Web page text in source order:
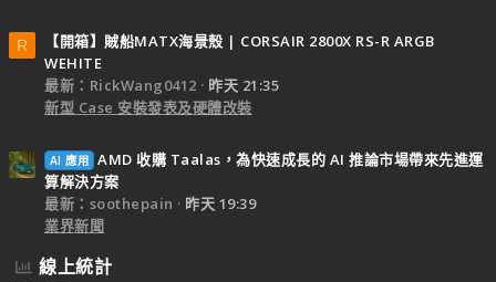
R
【開箱】賊船MATX海景殼 | CORSAIR 2800X RS-R ARGB
WEHITE
最新：RickWang0412
昨天 21:35
新型 Case 安裝發表及硬體改裝
AI 應用 AMD 收購 Taalas，為快速成長的 AI 推論市場帶來先進運
算解決方案
最新：soothepain
昨天 19:39
業界新聞
線上統計